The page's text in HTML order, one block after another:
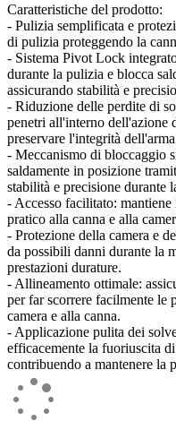
Caratteristiche del prodotto:
- Pulizia semplificata e
di pulizia proteggendo la
- Sistema Pivot Lock
durante la pulizia e blocca
assicurando stabilità e
- Riduzione delle perdite di
penetri all'interno dell'azione
preservare l'integrità
- Meccanismo di bloccaggio
saldamente in posizione
stabilità e precisione durante
- Accesso facilitato:
pratico alla canna e alla
- Protezione della camera e
da possibili danni durante la
prestazioni durature.
- Allineamento ottimale:
per far scorrere facilmente le
camera e alla canna.
- Applicazione pulita dei
efficacemente la fuoriuscita
contribuendo a mantenere la